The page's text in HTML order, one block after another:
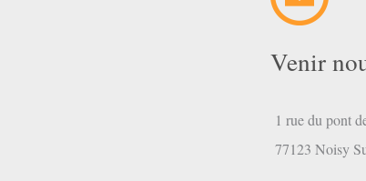
Venir
1 rue du pont
77123 Noisy